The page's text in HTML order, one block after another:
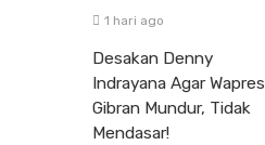
1 hari ago
Desakan Denny
Indrayana Agar Wapres
Gibran Mundur, Tidak
Mendasar!